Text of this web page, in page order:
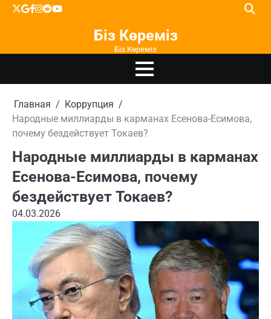
Перейти
X google
facebook
instagram
reddityoutube
Біз Көреміз
Біз Көреміз
Главная
Коррупция
Народные миллиарды в карманах Есенова-Есимова,
почему бездействует Токаев?
Народные миллиарды в карманах
Есенова-Есимова, почему
бездействует Токаев?
04.03.2026